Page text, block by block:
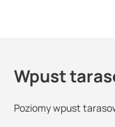
Wpust
Poziomy wpust
Dlaczego
praktyczne
Kontakt